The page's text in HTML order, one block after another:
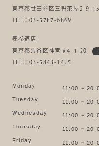
東京都世田谷区三軒茶屋2-9-15
TEL：03-5787-6869
表参道店
東京都渋谷区神宮前4-1-20
TEL：03-5843-1425
Monday
11:00 ~
Tuesday
11:00 ~
Wednesday
11:00 ~
Thursday
11:00 ~
Friday
11:00 ~